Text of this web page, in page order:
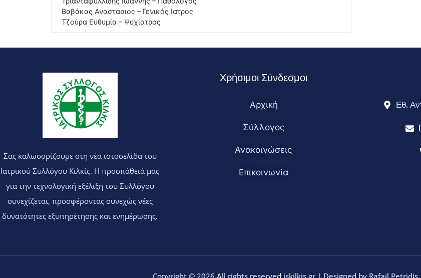
Βαβάκας Αναστάσιος – Γενικός Ιατρός
Τζούρα Ευθυμία – Ψυχίατρος
Σας καλωσορίζουμε στη νέα ιστοσελίδα του
Ιατρικού Συλλόγου Κιλκίς. Η προσπάθειά μας
για την τεχνολογική εξέλιξη του Συλλόγου
συνεχίζεται, προσφέροντας συνεχώς νέες
δυνατότητες εξυπηρέτησης και ενημέρωσης.
Χρήσιμοι Σύνδεσμοι
Αρχική
Σύλλογος
Ανακοινώσεις
Επικοινωνία
Εθ.
Copyright © 2026 All rights reserved iskilkis.gr | Designed by Rafail Petridis